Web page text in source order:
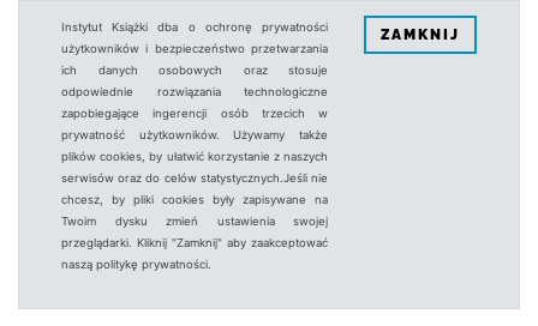
Instytut Książki dba o ochronę prywatności
użytkowników i bezpieczeństwo przetwarzania
ich danych osobowych oraz stosuje
odpowiednie rozwiązania technologiczne
zapobiegające ingerencji osób trzecich w
prywatność użytkowników. Używamy także
plików cookies, by ułatwić korzystanie z naszych
serwisów oraz do celów statystycznych.Jeśli nie
chcesz, by pliki cookies były zapisywane na
Twoim dysku zmień ustawienia swojej
przeglądarki. Kliknij "Zamknij" aby zaakceptować
naszą politykę prywatności.
ZAMKNIJ